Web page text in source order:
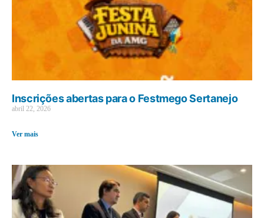
Inscrições abertas para o Festmego Sertanejo
abril 22, 2026
Ver mais